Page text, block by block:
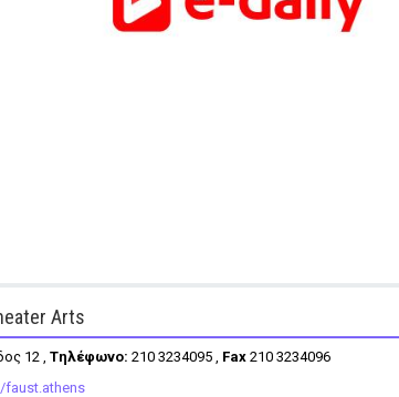
Arts
12 , Tηλέφωνο: 210 3234095 , Fax 210 3234096